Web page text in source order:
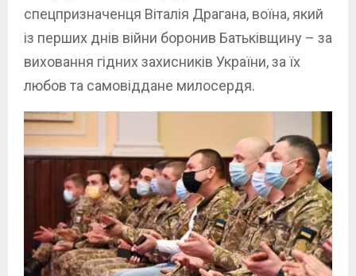
спецпризначенця Віталія Драгана, воїна, який
із перших днів війни боронив Батьківщину – за
виховання гідних захисників України, за їх
любов та самовіддане милосердя.